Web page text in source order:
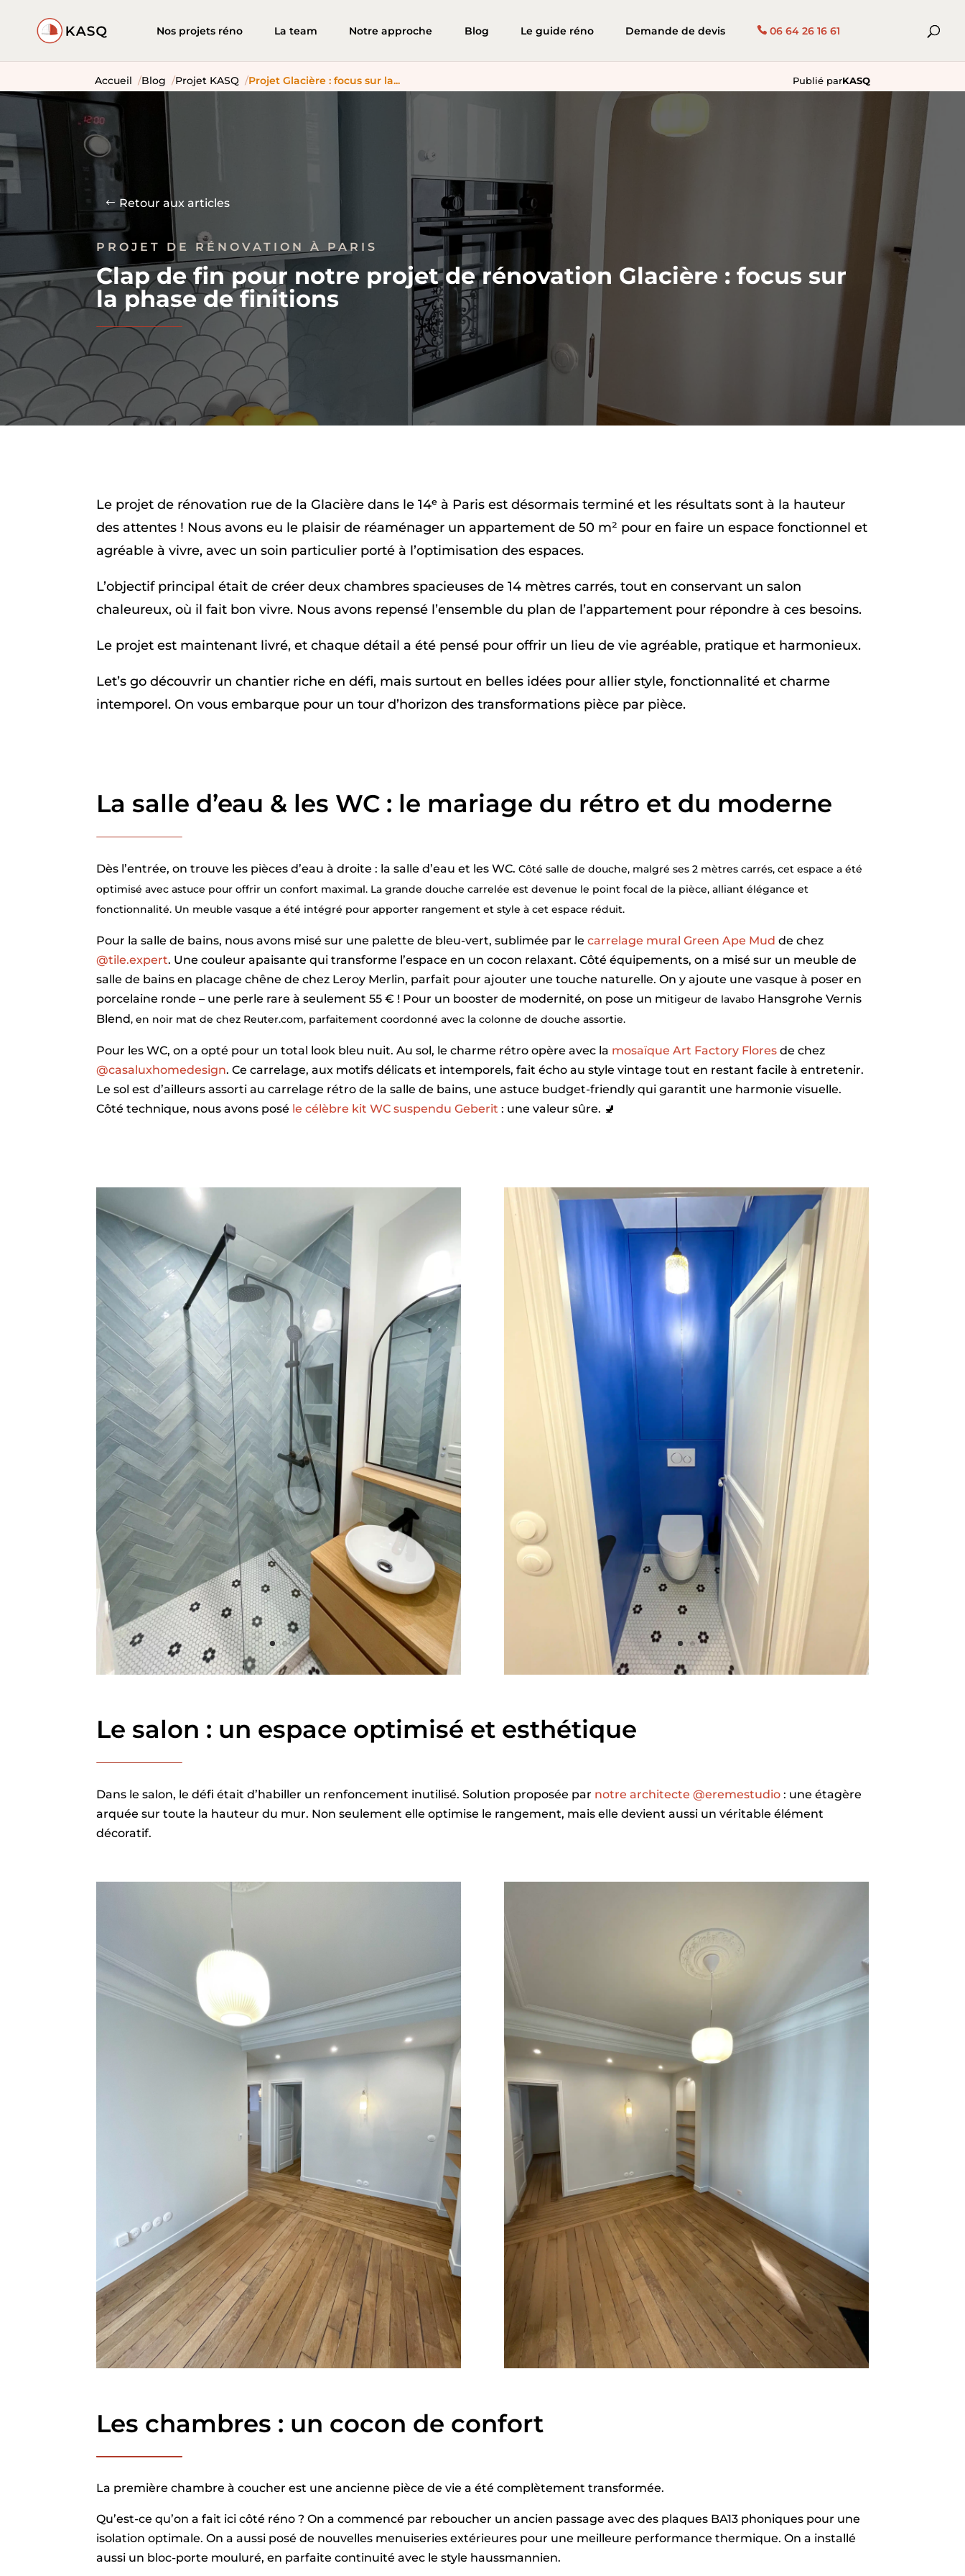
Nos projets réno La team Notre approche Blog Le guide réno Demande de devis 06 64 26 16 61
Accueil Blog Projet KASQ Projet Glacière : focus sur la... Publié parKASQ
Retour aux articles
PROJET DE RÉNOVATION À PARIS
Clap de fin pour notre projet de rénovation Glacière : focus sur
la phase de finitions
Le projet de rénovation rue de la Glacière dans le 14ᵉ à Paris est désormais terminé et les résultats sont à la hauteur
des attentes ! Nous avons eu le plaisir de réaménager un appartement de 50 m² pour en faire un espace fonctionnel et
agréable à vivre, avec un soin particulier porté à l’optimisation des espaces.
L’objectif principal était de créer deux chambres spacieuses de 14 mètres carrés, tout en conservant un salon
chaleureux, où il fait bon vivre. Nous avons repensé l’ensemble du plan de l’appartement pour répondre à ces besoins.
Le projet est maintenant livré, et chaque détail a été pensé pour offrir un lieu de vie agréable, pratique et harmonieux.
Let’s go découvrir un chantier riche en défi, mais surtout en belles idées pour allier style, fonctionnalité et charme
intemporel. On vous embarque pour un tour d’horizon des transformations pièce par pièce.
La salle d’eau & les WC : le mariage du rétro et du moderne
Dès l’entrée, on trouve les pièces d’eau à droite : la salle d’eau et les WC.Côté salle de douche, malgré ses 2 mètres carrés, cet espace a été
optimisé avec astuce pour offrir un confort maximal. La grande douche carrelée est devenue le point focal de la pièce, alliant élégance et
fonctionnalité. Un meuble vasque a été intégré pour apporter rangement et style à cet espace réduit.
Pour la salle de bains, nous avons misé sur une palette de bleu-vert, sublimée par lecarrelage mural Green Ape Mud de chez
@tile.expert. Une couleur apaisante qui transforme l’espace en un cocon relaxant. Côté équipements, on a misé sur un meuble de
salle de bains en placage chêne de chez Leroy Merlin, parfait pour ajouter une touche naturelle. On y ajoute une vasque à poser en
porcelaine ronde – une perle rare à seulement 55 € ! Pour un booster de modernité, on pose un mitigeur de lavabo Hansgrohe Vernis
Blend, en noir mat de chez Reuter.com, parfaitement coordonné avec la colonne de douche assortie.
Pour les WC, on a opté pour un total look bleu nuit. Au sol, le charme rétro opère avec la mosaïque Art Factory Flores de chez
@casaluxhomedesign. Ce carrelage, aux motifs délicats et intemporels, fait écho au style vintage tout en restant facile à entretenir.
Le sol est d’ailleurs assorti au carrelage rétro de la salle de bains, une astuce budget-friendly qui garantit une harmonie visuelle.
Côté technique, nous avons posé le célèbre kit WC suspendu Geberit : une valeur sûre. 🚽
Le salon : un espace optimisé et esthétique
Dans le salon, le défi était d’habiller un renfoncement inutilisé. Solution proposée par notre architecte @eremestudio : une étagère
arquée sur toute la hauteur du mur. Non seulement elle optimise le rangement, mais elle devient aussi un véritable élément
décoratif.
Les chambres : un cocon de confort
La première chambre à coucher est une ancienne pièce de vie a été complètement transformée.
Qu’est-ce qu’on a fait ici côté réno ? On a commencé par reboucher un ancien passage avec des plaques BA13 phoniques pour une
isolation optimale. On a aussi posé de nouvelles menuiseries extérieures pour une meilleure performance thermique. On a installé
aussi un bloc-porte mouluré, en parfaite continuité avec le style haussmannien.